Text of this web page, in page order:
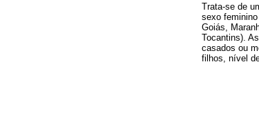
Trata-se de
sexo
Goiás,
Tocantins).
casados ou
filhos, nível